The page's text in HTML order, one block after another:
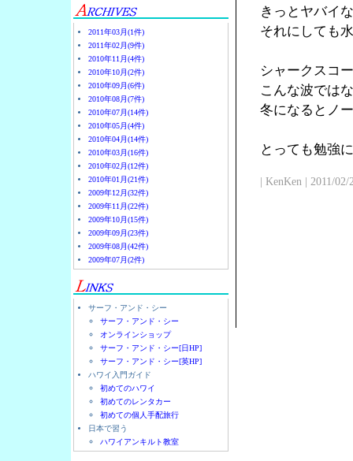
2011年03月(1件)
2011年02月(9件)
2010年11月(4件)
2010年10月(2件)
2010年09月(6件)
2010年08月(7件)
2010年07月(14件)
2010年05月(4件)
2010年04月(14件)
2010年03月(16件)
2010年02月(12件)
2010年01月(21件)
2009年12月(32件)
2009年11月(22件)
2009年10月(15件)
2009年09月(23件)
2009年08月(42件)
2009年07月(2件)
サーフ・アンド・シー
サーフ・アンド・シー
オンラインショップ
サーフ・アンド・シー[日HP]
サーフ・アンド・シー[英HP]
ハワイ入門ガイド
初めてのハワイ
初めてのレンタカー
初めての個人手配旅行
日本で習う
ハワイアンキルト教室
きっとヤバイ
それにしても
シャークスコ
こんな波では
冬になるとノ
とっても勉強
| KenKen | 2011/